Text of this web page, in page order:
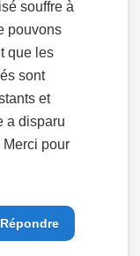
souffre à
pouvons
que les
sont
et
a disparu
pour
Répondre